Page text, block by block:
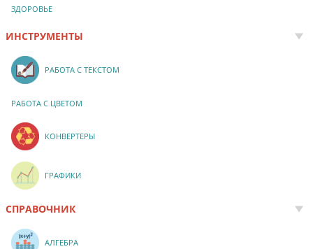
ЗДОРОВЬЕ
ИНСТРУМЕНТЫ
РАБОТА С ТЕКСТОМ
РАБОТА С ЦВЕТОМ
КОНВЕРТЕРЫ
ГРАФИКИ
СПРАВОЧНИК
АЛГЕБРА